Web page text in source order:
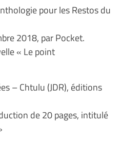
pour les Restos du
2018, par Pocket.
« Le point
– Chtulu (JDR), éditions
de 20 pages, intitulé